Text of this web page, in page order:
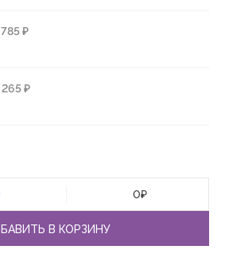
₽
265 ₽
0₽
В КОРЗИНУ